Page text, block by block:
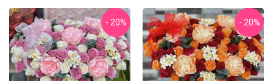
- 20% - 20%